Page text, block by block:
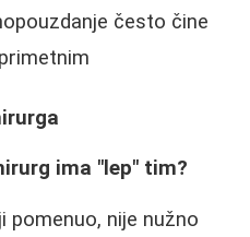
često čine
ima "lep" tim?
pomenuo, nije nužno